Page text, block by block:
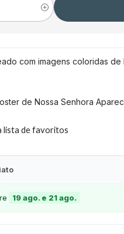
com imagens coloridas
de Nossa Senhora
lista de favoritos
19 ago. e 21 ago.